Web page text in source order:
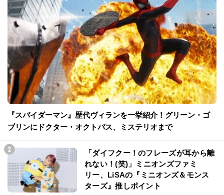
『スパイダーマン』歴代ヴィランを一挙紹介！グリーン・ゴ
ブリンにドクター・オクトパス、ミステリオまで
「ダイフクー！のフレーズが耳から離
れない！(笑)」ミニオンズファミ
リー、LiSAの『ミニオンズ＆モンス
ターズ』推しポイント